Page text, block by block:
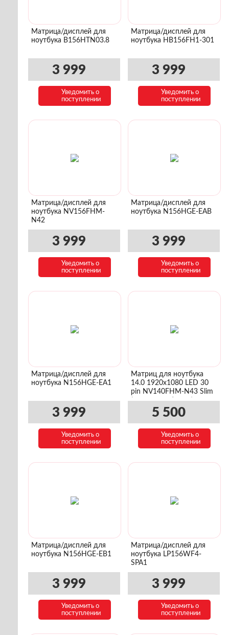
Матрица/дисплей для
ноутбука B156HTN03.8
3 999
Уведомить о
поступлении
Матрица/дисплей для
ноутбука HB156FH1-301
3 999
Уведомить о
поступлении
Матрица/дисплей для
ноутбука NV156FHM-
N42
3 999
Уведомить о
поступлении
Матрица/дисплей для
ноутбука N156HGE-EAB
3 999
Уведомить о
поступлении
Матрица/дисплей для
ноутбука N156HGE-EA1
3 999
Уведомить о
поступлении
Матриц для ноутбука
14.0 1920x1080 LED 30
pin NV140FHM-N43 Slim
(уши сверху/снизу)
5 500
Уведомить о
поступлении
Матрица/дисплей для
ноутбука N156HGE-EB1
3 999
Уведомить о
поступлении
Матрица/дисплей для
ноутбука LP156WF4-
SPA1
3 999
Уведомить о
поступлении